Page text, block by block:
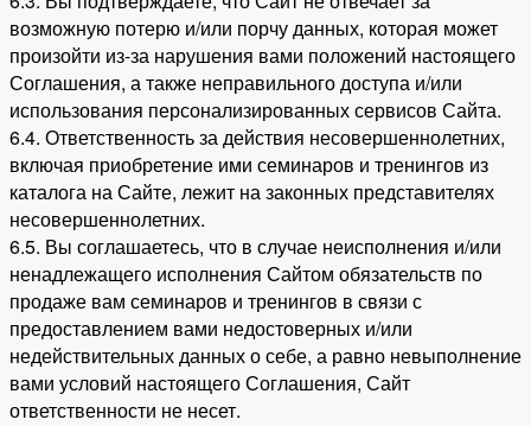
возможную потерю и/или порчу данных, которая может
произойти из-за нарушения вами положений настоящего
Соглашения, а также неправильного доступа и/или
использования персонализированных сервисов Сайта.
6.4. Ответственность за действия несовершеннолетних,
включая приобретение ими семинаров и тренингов из
каталога на Сайте, лежит на законных представителях
несовершеннолетних.
6.5. Вы соглашаетесь, что в случае неисполнения и/или
ненадлежащего исполнения Сайтом обязательств по
продаже вам семинаров и тренингов в связи с
предоставлением вами недостоверных и/или
недействительных данных о себе, а равно невыполнение
вами условий настоящего Соглашения, Сайт
ответственности не несет.